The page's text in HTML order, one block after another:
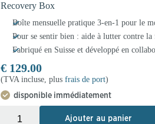
Recovery Box
Boîte mensuelle pratique 3-en-1 pour le
Pour se sentir bien : aide à lutter contre
Fabriqué en Suisse et développé en
€129.00
(TVA incluse, plus frais de port)
disponible immédiatement
Ajouter au panier